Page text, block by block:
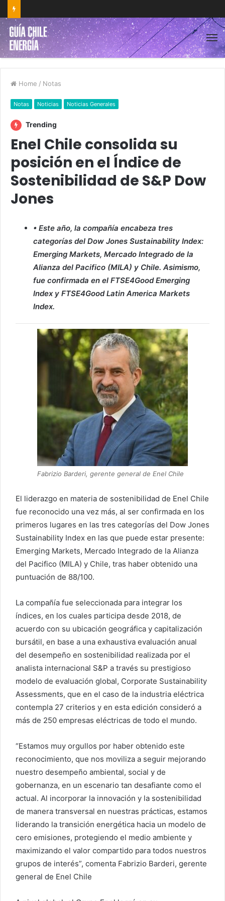
Home / Notas
Notas Noticias Noticias Generales
Trending
Enel Chile consolida su
posición en el Índice de
Sostenibilidad de S&P Dow
Jones
• Este año, la compañía encabeza tres
categorías del Dow Jones Sustainability Index:
Emerging Markets, Mercado Integrado de la
Alianza del Pacifico (MILA) y Chile. Asimismo,
fue confirmada en el FTSE4Good Emerging
Index y FTSE4Good Latin America Markets
Index.
Fabrizio Barderi, gerente general de Enel Chile
El liderazgo en materia de sostenibilidad de Enel Chile
fue reconocido una vez más, al ser confirmada en los
primeros lugares en las tres categorías del Dow Jones
Sustainability Index en las que puede estar presente:
Emerging Markets, Mercado Integrado de la Alianza
del Pacifico (MILA) y Chile, tras haber obtenido una
puntuación de 88/100.
La compañía fue seleccionada para integrar los
índices, en los cuales participa desde 2018, de
acuerdo con su ubicación geográfica y capitalización
bursátil, en base a una exhaustiva evaluación anual
del desempeño en sostenibilidad realizada por el
analista internacional S&P a través su prestigioso
modelo de evaluación global, Corporate Sustainability
Assessments, que en el caso de la industria eléctrica
contempla 27 criterios y en esta edición consideró a
más de 250 empresas eléctricas de todo el mundo.
“Estamos muy orgullos por haber obtenido este
reconocimiento, que nos moviliza a seguir mejorando
nuestro desempeño ambiental, social y de
gobernanza, en un escenario tan desafiante como el
actual. Al incorporar la innovación y la sostenibilidad
de manera transversal en nuestras prácticas, estamos
liderando la transición energética hacia un modelo de
cero emisiones, protegiendo el medio ambiente y
maximizando el valor compartido para todos nuestros
grupos de interés”, comenta Fabrizio Barderi, gerente
general de Enel Chile